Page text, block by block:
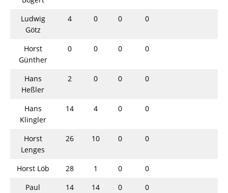
Ludwig
Götz
4 0 0 0
Horst
Günther
0 0 0 0
Hans
Heßler
2 0 0 0
Hans
Klingler
14 4 0 0
Horst
Lenges
26 10 0 0
Horst Löb 28 1 0
0
Paul
14 14 0 0